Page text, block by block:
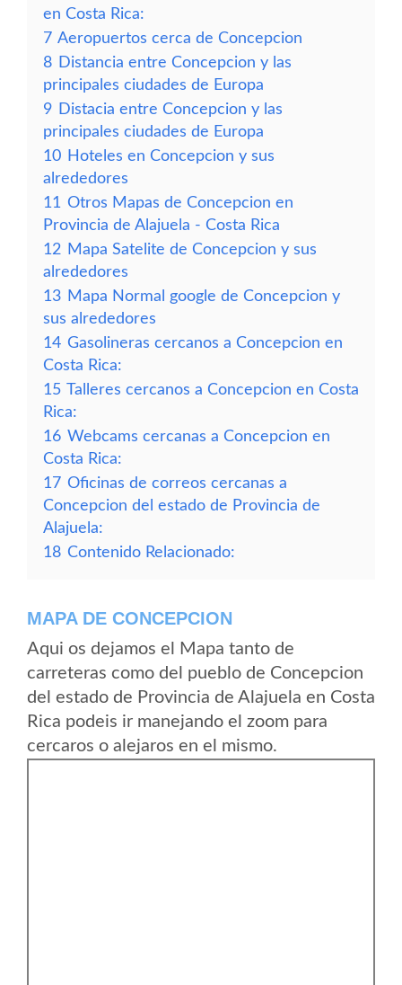
en Costa Rica:
7 Aeropuertos cerca de Concepcion
8 Distancia entre Concepcion y las
principales ciudades de Europa
9 Distacia entre Concepcion y las
principales ciudades de Europa
10 Hoteles en Concepcion y sus
alrededores
11 Otros Mapas de Concepcion en
Provincia de Alajuela - Costa Rica
12 Mapa Satelite de Concepcion y sus
alrededores
13 Mapa Normal google de Concepcion y
sus alrededores
14 Gasolineras cercanos a Concepcion en
Costa Rica:
15 Talleres cercanos a Concepcion en Costa
Rica:
16 Webcams cercanas a Concepcion en
Costa Rica:
17 Oficinas de correos cercanas a
Concepcion del estado de Provincia de
Alajuela:
18 Contenido Relacionado:
MAPA DE CONCEPCION
Aqui os dejamos el Mapa tanto de
carreteras como del pueblo de Concepcion
del estado de Provincia de Alajuela en Costa
Rica podeis ir manejando el zoom para
cercaros o alejaros en el mismo.